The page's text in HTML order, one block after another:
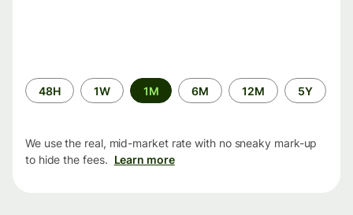
Time
period
48H 1W 1M 6M 12M 5Y
We use the real, mid-market rate with no sneaky mark-up
to hide the fees. Learn more